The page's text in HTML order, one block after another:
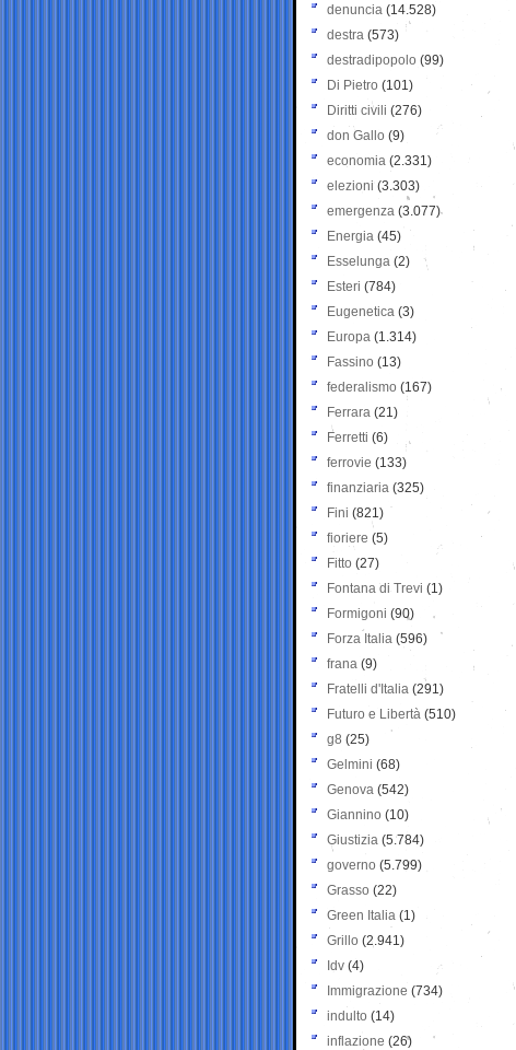
denuncia (14.528)
destra (573)
destradipopolo (99)
Di Pietro (101)
Diritti civili (276)
don Gallo (9)
economia (2.331)
elezioni (3.303)
emergenza (3.077)
Energia (45)
Esselunga (2)
Esteri (784)
Eugenetica (3)
Europa (1.314)
Fassino (13)
federalismo (167)
Ferrara (21)
Ferretti (6)
ferrovie (133)
finanziaria (325)
Fini (821)
fioriere (5)
Fitto (27)
Fontana di Trevi (1)
Formigoni (90)
Forza Italia (596)
frana (9)
Fratelli d'Italia (291)
Futuro e Libertà (510)
g8 (25)
Gelmini (68)
Genova (542)
Giannino (10)
Giustizia (5.784)
governo (5.799)
Grasso (22)
Green Italia (1)
Grillo (2.941)
Idv (4)
Immigrazione (734)
indulto (14)
inflazione (26)